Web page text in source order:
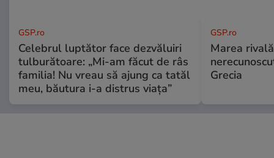
GSP.ro
Celebrul luptător face dezvăluiri
tulburătoare: „Mi-am făcut de râs
familia! Nu vreau să ajung ca tatăl
meu, băutura i-a distrus viața”
GSP.ro
Marea
Grecia